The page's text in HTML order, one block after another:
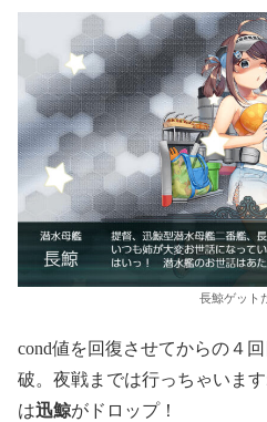
長鯨ゲット
cond値を回復させてからの４
破。夜戦までは行っちゃいま
は迅鯨がドロップ！